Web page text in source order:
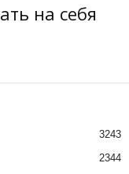
на себя
3243
2344